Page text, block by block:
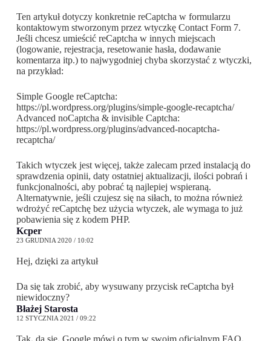
Ten artykuł dotyczy konkretnie reCaptcha w formularzu
kontaktowym stworzonym przez wtyczkę Contact Form 7.
Jeśli chcesz umieścić reCaptcha w innych miejscach
(logowanie, rejestracja, resetowanie hasła, dodawanie
komentarza itp.) to najwygodniej chyba skorzystać z wtyczki,
na przykład:
Simple Google reCaptcha:
https://pl.wordpress.org/plugins/simple-google-recaptcha/
Advanced noCaptcha & invisible Captcha:
https://pl.wordpress.org/plugins/advanced-nocaptcha-
recaptcha/
Takich wtyczek jest więcej, także zalecam przed instalacją do
sprawdzenia opinii, daty ostatniej aktualizacji, ilości pobrań i
funkcjonalności, aby pobrać tą najlepiej wspieraną.
Alternatywnie, jeśli czujesz się na siłach, to można również
wdrożyć reCaptchę bez użycia wtyczek, ale wymaga to już
pobawienia się z kodem PHP.
Kcper
23 GRUDNIA 2020 / 10:02
Hej, dzięki za artykuł
Da się tak zrobić, aby wysuwany przycisk reCaptcha był
niewidoczny?
Błażej Starosta
12 STYCZNIA 2021 / 09:22
Tak, da się. Google mówi o tym w swoim oficjalnym FAQ.